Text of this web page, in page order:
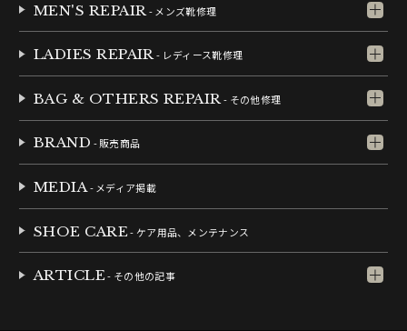
MEN'S REPAIR - メンズ靴修理
LADIES REPAIR- レディース靴修理
BAG & OTHERS REPAIR- その他修理
BRAND - 販売商品
MEDIA- メディア掲載
SHOE CARE- ケア用品、メンテナンス
ARTICLE- その他の記事